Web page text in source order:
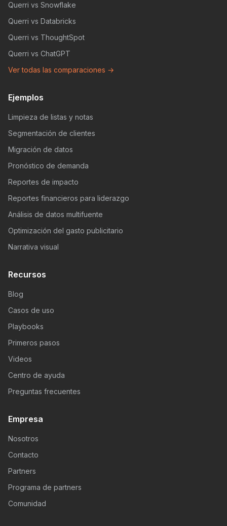
Querri vs Snowflake
Querri vs Databricks
Querri vs ThoughtSpot
Querri vs ChatGPT
Ver todas las comparaciones →
Ejemplos
Limpieza de listas y notas
Segmentación de clientes
Migración de datos
Pronóstico de demanda
Reportes de impacto
Reportes financieros para liderazgo
Análisis de datos multifuente
Optimización del gasto publicitario
Narrativa visual
Recursos
Blog
Casos de uso
Playbooks
Primeros pasos
Videos
Centro de ayuda
Preguntas frecuentes
Empresa
Nosotros
Contacto
Partners
Programa de partners
Comunidad